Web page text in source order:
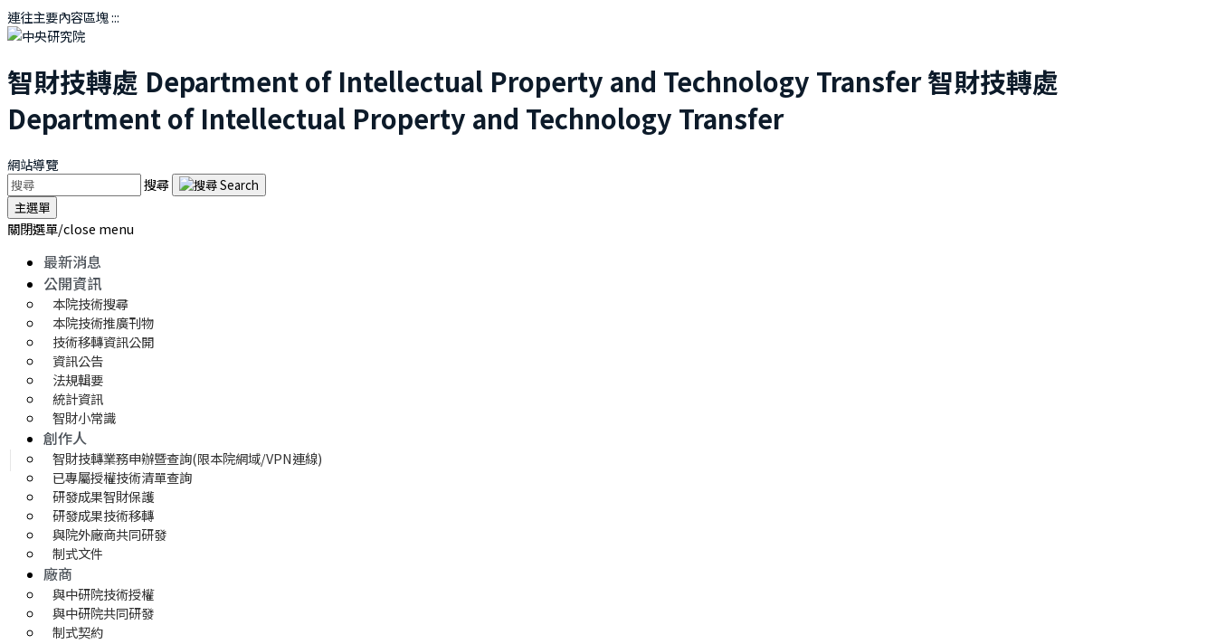
連往主要內容區塊:::
智財技轉處 Department of Intellectual Property and Technology Transfer智財技轉處
Department of Intellectual Property and Technology Transfer
網站導覽
搜尋
主選單
關閉選單/close menu
最新消息
公開資訊
本院技術搜尋
本院技術推廣刊物
技術移轉資訊公開
資訊公告
法規輯要
統計資訊
智財小常識
創作人
智財技轉業務申辦暨查詢(限本院網域/VPN連線)
已專屬授權技術清單查詢
研發成果智財保護
研發成果技術移轉
與院外廠商共同研發
制式文件
廠商
與中研院技術授權
與中研院共同研發
制式契約